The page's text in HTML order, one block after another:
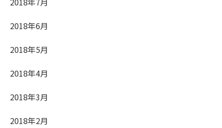
2018年6月
2018年5月
2018年4月
2018年3月
2018年2月